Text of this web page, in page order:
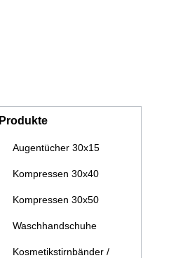
Produkte
Augentücher 30x15
Kompressen 30x40
Kompressen 30x50
Waschhandschuhe
Kosmetikstirnbänder /